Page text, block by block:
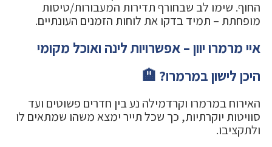
החוף. שימו לב שבחורף תדירות המעבורות/טיסות
מופחתת – תמיד בדקו את לוחות הזמנים העונתיים.
איי מרמרו יוון – אפשרויות לינה ואוכל מקומי
היכן לישון במרמרו? 🏨
האירוח במרמרו וקרדמילה נע בין חדרים פשוטים ועד
סוויטות יוקרתיות, כך שכל תייר ימצא משהו שמתאים לו
ולתקציבו.